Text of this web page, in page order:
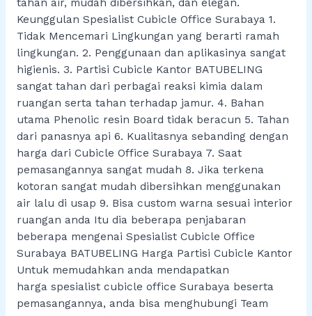
tahan air, mudah dibersihkan, dan elegan.
Keunggulan Spesialist Cubicle Office Surabaya 1.
Tidak Mencemari Lingkungan yang berarti ramah
lingkungan. 2. Penggunaan dan aplikasinya sangat
higienis. 3. Partisi Cubicle Kantor BATUBELING
sangat tahan dari perbagai reaksi kimia dalam
ruangan serta tahan terhadap jamur. 4. Bahan
utama Phenolic resin Board tidak beracun 5. Tahan
dari panasnya api 6. Kualitasnya sebanding dengan
harga dari Cubicle Office Surabaya 7. Saat
pemasangannya sangat mudah 8. Jika terkena
kotoran sangat mudah dibersihkan menggunakan
air lalu di usap 9. Bisa custom warna sesuai interior
ruangan anda Itu dia beberapa penjabaran
beberapa mengenai Spesialist Cubicle Office
Surabaya BATUBELING Harga Partisi Cubicle Kantor
Untuk memudahkan anda mendapatkan
harga spesialist cubicle office Surabaya beserta
pemasangannya, anda bisa menghubungi Team